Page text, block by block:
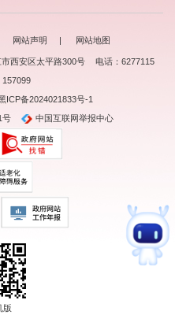
网站声明 | 网站地图
西安区太平路300号
电话：6277115
ICP备2024021833号-1
号
中国互联网举报中心
版